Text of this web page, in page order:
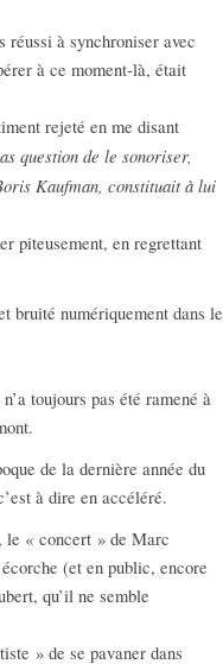
réussi à synchroniser avec
à ce moment-là, était
rejeté en me disant
question de le sonoriser,
Kaufman, constituait à lui
piteusement, en regrettant
bruité numériquement dans le
toujours pas été ramené à
de la dernière année du
à dire en accéléré.
« concert » de Marc
(et en public, encore
qu’il ne semble
» de se pavaner dans